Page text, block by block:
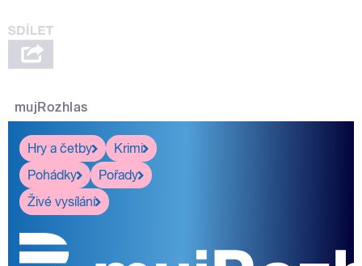
mujRozhlas
Hry a četby
Krimi
Pohádky
Pořady
Živé vysílání